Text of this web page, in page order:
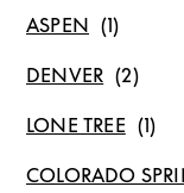
ASPEN
DENVER
LONE TREE
COLORADO